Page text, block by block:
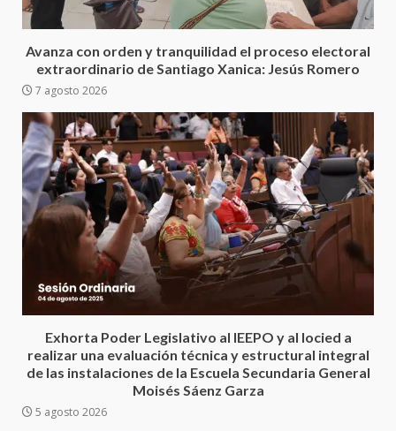
Avanza con orden y tranquilidad el proceso electoral
extraordinario de Santiago Xanica: Jesús Romero
7 agosto 2026
Exhorta Poder Legislativo al IEEPO y al Iocied a
realizar una evaluación técnica y estructural integral
de las instalaciones de la Escuela Secundaria General
Moisés Sáenz Garza
5 agosto 2026
3
Ciudad Salud: justicia social para
5 agosto 2026
4
Encuentro de Ariadna Montiel
con el Gobernador Salomón Jara
Cruz reafirma la consolidación
de la transformación en
territorio oaxaqueño
30 julio 2026
5
Secretaría de Gobierno refuerza
presencia institucional en San
Juan Mazatlán
20 julio 2026
6
Sanciona Municipio de Oaxaca
de Juárez caso de maltrato
animal tras denuncia ciudadana